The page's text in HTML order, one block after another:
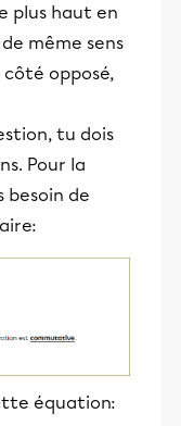
plus haut en
même sens
côté opposé,
tu dois
Pour la
besoin de
équation: